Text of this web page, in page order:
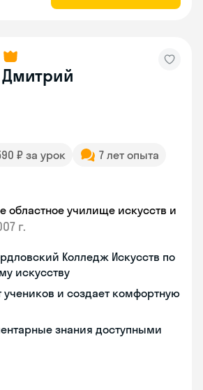
Дмитрий
₽ за урок
7 лет опыта
областное училище искусств и
г.
Колледж Искусств по
искусству
учеников и создает комфортную
знания доступными